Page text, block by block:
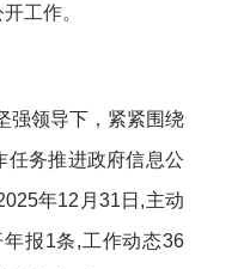
工作。
强领导下，紧紧围绕
任务推进政府信息公
5年12月31日,主动
报1条,工作动态36